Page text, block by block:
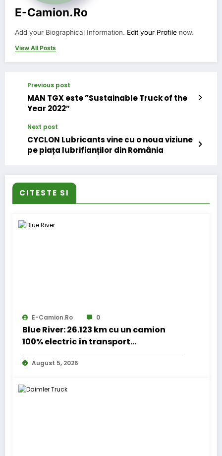
E-Camion.ro
Add your Biographical Information. Edit your Profile now.
View All Posts
Previous post
MAN TGX este ”Sustainable Truck of the
Year 2022”
Next post
CYCLON Lubricants vine cu o noua viziune
pe piața lubrifianților din România
CITESTE SI
E-Camion.ro 0
Blue River: 26.123 km cu un camion
100% electric în transport
internațional
August 5, 2026